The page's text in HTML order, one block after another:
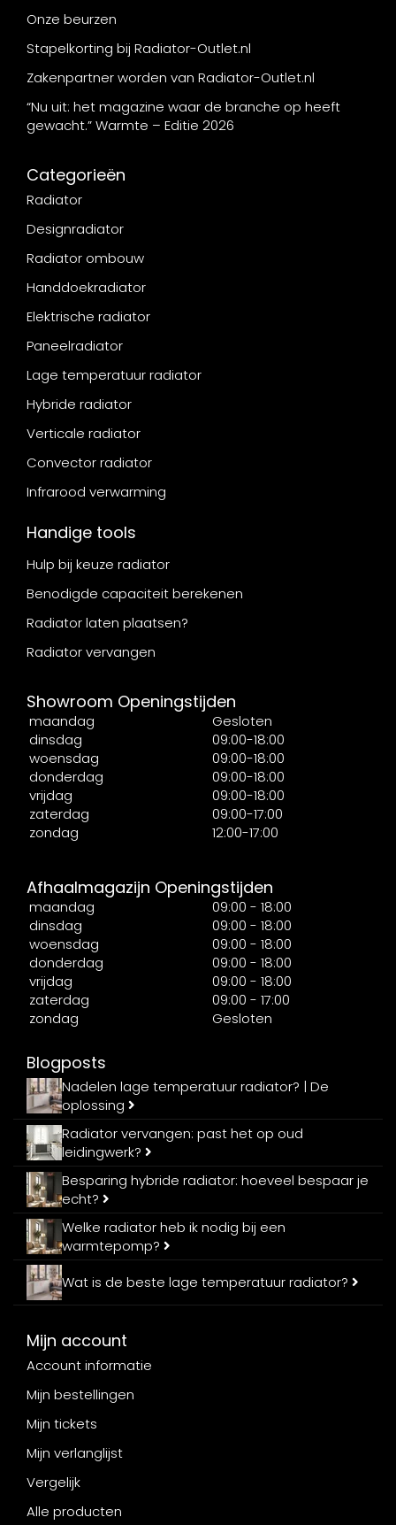
Onze beurzen
Stapelkorting bij Radiator-Outlet.nl
Zakenpartner worden van Radiator-Outlet.nl
“Nu uit: het magazine waar de branche op heeft
gewacht.” Warmte – Editie 2026
Categorieën
Radiator
Designradiator
Radiator ombouw
Handdoekradiator
Elektrische radiator
Paneelradiator
Lage temperatuur radiator
Hybride radiator
Verticale radiator
Convector radiator
Infrarood verwarming
Handige tools
Hulp bij keuze radiator
Benodigde capaciteit berekenen
Radiator laten plaatsen?
Radiator vervangen
Showroom Openingstijden
maandag
Gesloten
dinsdag
09:00-18:00
woensdag
09:00-18:00
donderdag
09:00-18:00
vrijdag
09:00-18:00
zaterdag
09:00-17:00
zondag
12:00-17:00
Afhaalmagazijn Openingstijden
maandag
09:00 - 18:00
dinsdag
09:00 - 18:00
woensdag
09:00 - 18:00
donderdag
09:00 - 18:00
vrijdag
09:00 - 18:00
zaterdag
09:00 - 17:00
zondag
Gesloten
Blogposts
Nadelen lage temperatuur radiator? | De
oplossing
Radiator vervangen: past het op oud
leidingwerk?
Besparing hybride radiator: hoeveel bespaar je
echt?
Welke radiator heb ik nodig bij een
warmtepomp?
Wat is de beste lage temperatuur radiator?
Mijn account
Account informatie
Mijn bestellingen
Mijn tickets
Mijn verlanglijst
Vergelijk
Alle producten